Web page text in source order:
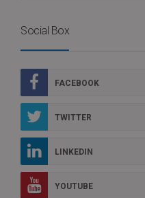
Social Box
FACEBOOK
TWITTER
LINKEDIN
YOUTUBE